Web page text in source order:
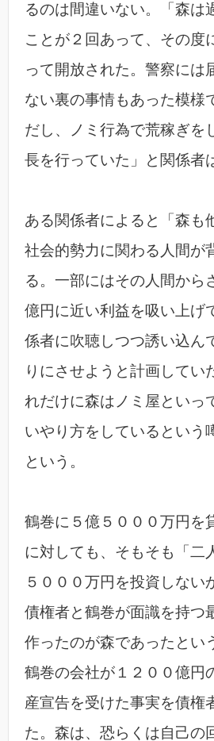
るのは間違いない。「森は
ことが２回あって、その度
って開放された。警察には
ない裏の事情もあった模様
だし、ノミ行為で荒稼ぎを
長を行っていた」と関係者
ある関係者によると「森も
社会的勢力に関わる人間が
る。一部にはその人間から
億円に近い利益を吸い上げ
係者に吹聴しつつ誘い込ん
りにさせようと計画してい
れだけに森はノミ屋といっ
いやり方をしているという
という。
鶴巻に５億５０００万円を
に対しても、そもそも「二
５０００万円を投資しない
債権者と鶴巻が面識を持つ
作ったのが森であったとい
鶴巻の会社が１２００億円
産宣告を受けた事実を債権
た。森は、恐らくは自己の